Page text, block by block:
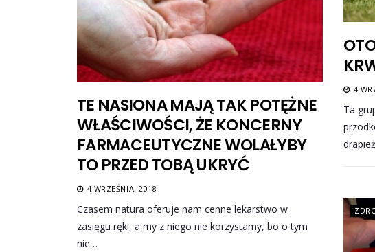
4
Ta
TE NASIONA MAJĄ TAK POTĘŻNE
WŁAŚCIWOŚCI, ŻE KONCERNY
FARMACEUTYCZNE WOLAŁYBY
TO PRZED TOBĄ UKRYĆ
4 WRZEŚNIA, 2018
Czasem natura oferuje nam cenne lekarstwo w
zasięgu ręki, a my z niego nie korzystamy, bo o tym
nie…